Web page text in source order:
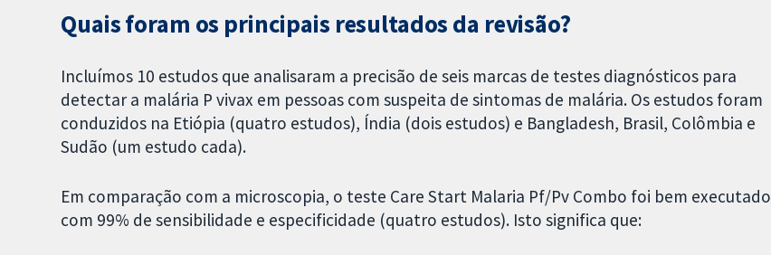
Quais foram os principais resultados da revisão?
Incluímos 10 estudos que analisaram a precisão de seis marcas de testes diagnósticos para
detectar a malária P vivax em pessoas com suspeita de sintomas de malária. Os estudos foram
conduzidos na Etiópia (quatro estudos), Índia (dois estudos) e Bangladesh, Brasil, Colômbia e
Sudão (um estudo cada).
Em comparação com a microscopia, o teste Care Start Malaria Pf/Pv Combo foi bem executado
com 99% de sensibilidade e especificidade (quatro estudos). Isto significa que: